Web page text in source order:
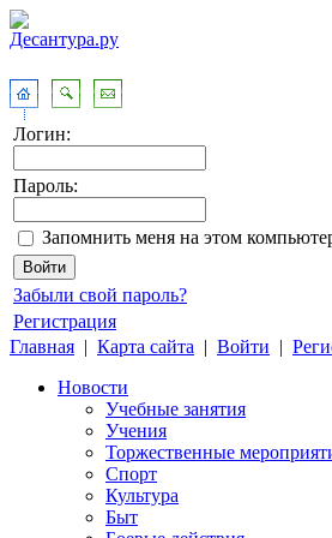
Логин:
Пароль:
Запомнить меня на этом
Забыли свой пароль?
Регистрация
Главная | Карта сайта | Войти |
Новости
Учебные занятия
Учения
Торжественные
Спорт
Культура
Быт